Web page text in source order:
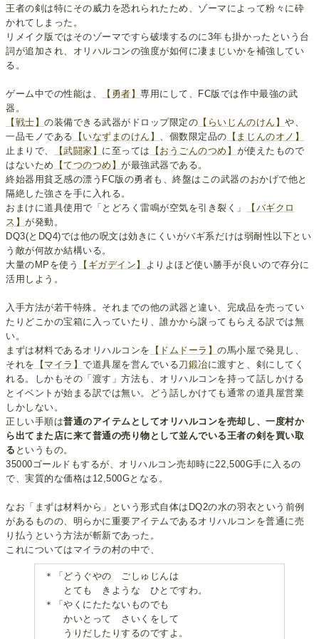
王者の剣は特にその威力を恐れられたため、ゾーマによって粉々に砕
かれてしまった。
リメイク版ではそのゾーマですら破壊するのに3年も掛かったという台
詞が追加され、オリハルコンの強度が如何に凄まじいかを補強してい
る。
ゲーム中での性能は、 【勇者】専用にして、FC版では作中最強の武
器。
【戦士】の装備できる武器がドロップ限定の 【らいじんのけん】や、
一品モノである
【いなずまのけん】 、個数限定品の 【まじんのオノ】
止まりで、
【武闘家】 に至っては 【おうごんのつめ】 が使えたもので
はないため
【てつのつめ】が最強武器である。
終始器用貧乏感の漂うFC版の勇者も、終盤はこの武器のおかげで他と
隔絶した強さを手に入れる。
おまけに道具使用で「とどろく雷鳴が空気を引き裂く」
【バギクロ
ス】が発動。
DQ3(とDQ4)では他の呪文は効きにくいがバギ系だけは弱耐性以下とい
う敵が何故か結構いる。
大量のMPを使う
【ギガデイン】
よりよほど使い勝手が良いので存分に
活用しよう。
入手方法が若干特殊。それまでの他の武器と違い、完成品を売ってい
たりどこかの宝箱に入っていたり、誰かから譲ってもらえる訳では無
い。
まずは材料であるオリハルコンを
【ドムドーラ】の馬小屋で発見し、
それを
【マイラ】で道具屋を営んでいる刀鍛冶に渡すと、剣にしてく
れる。しかもその「渡す」方法も、オリハルコンを持って話しかける
とイベントが始まる訳では無い。どう話しかけても通常の道具屋営業
しかしない。
正しい手順は普通のアイテムとしてオリハルコンを売却し、一度村か
ら出てまた店に来て普通の売り物として並んでいる王者の剣を買い取
る というもの。
35000ゴールドもするが、オリハルコン売却時に22,500G手に入るの
で、実質的な価格は12,500Gとなる。
なお「まずは材料から」という形式自体はDQ2の水の羽衣という前例
があるものの、明らかに重要アイテムであるオリハルコンを普通に売
り払うという方法が斬新であった。
これについてはマイラの村の中で、
＊「どうぐやの ごしゅじんは
とても きような ひとですわ。
＊「やくにたたないものでも
かいとって さいくをして
うりだしたりするのですよ。